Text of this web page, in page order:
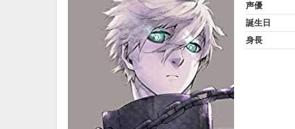
声優
誕生日
身長